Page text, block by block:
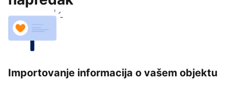
Importovanje informacija o vašem objektu